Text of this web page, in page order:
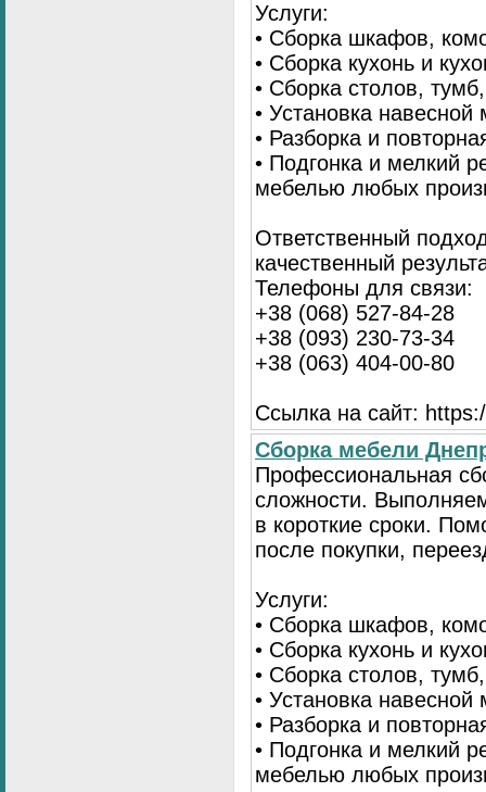
Услуги:
• Сборка шкафов,
• Сборка кухонь и
• Сборка столов,
• Установка
• Разборка и
• Подгонка и мелкий
мебелью любых
Ответственный
качественный
Телефоны для связи:
+38 (068) 527-84-28
+38 (093) 230-73-34
+38 (063) 404-00-80
Ссылка на сайт:
Сборка мебели
Профессиональная
сложности.
в короткие сроки.
после покупки,
Услуги:
• Сборка шкафов,
• Сборка кухонь и
• Сборка столов,
• Установка
• Разборка и
• Подгонка и мелкий
мебелью любых